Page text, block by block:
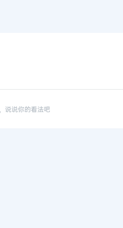
说说你的看法吧